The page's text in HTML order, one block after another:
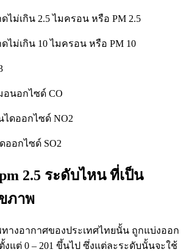
ไม่เกิน 2.5 ไมครอน หรือ PM 2.5
ไม่เกิน 10 ไมครอน หรือ PM 10
นอกไซด์ CO
ไดออกไซด์ NO2
ออกไซด์ SO2
2.5 ระดับไหน ที่เป็น
ภาพ
งอากาศของประเทศไทยนั้น ถูกแบ่งออก
งแต่ 0 – 201 ขึ้นไป ซึ่งแต่ละระดับนั้นจะใช้